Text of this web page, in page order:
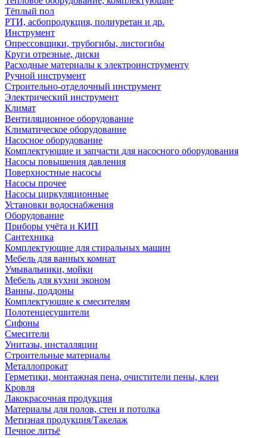
Тёплый пол
РТИ, асбопродукция, полиуретан и др.
Инструмент
Опрессовщики, трубогибы, листогибы
Круги отрезные, диски
Расходные материалы к электроинструменту
Ручной инструмент
Строительно-отделочный инструмент
Электрический инструмент
Климат
Вентиляционное оборудование
Климатическое оборудование
Насосное оборудование
Комплектующие и запчасти для насосного оборудования
Насосы повышения давления
Поверхностные насосы
Насосы прочее
Насосы циркуляционные
Установки водоснабжения
Оборудование
Приборы учёта и КИП
Сантехника
Комплектующие для стиральных машин
Мебель для ванных комнат
Умывальники, мойки
Мебель для кухни эконом
Ванны, поддоны
Комплектующие к смесителям
Полотенцесушители
Сифоны
Смесители
Унитазы, инсталляции
Строительные материалы
Металлопрокат
Герметики, монтажная пена, очистители пены, клеи
Кровля
Лакокрасочная продукция
Материалы для полов, стен и потолка
Метизная продукция/Такелаж
Печное литьё